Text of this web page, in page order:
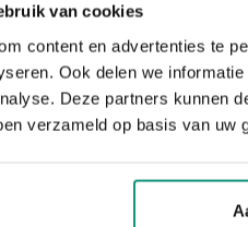
van cookies
content en advertenties te
Ook delen we
Deze partners kunnen
verzameld op basis van uw